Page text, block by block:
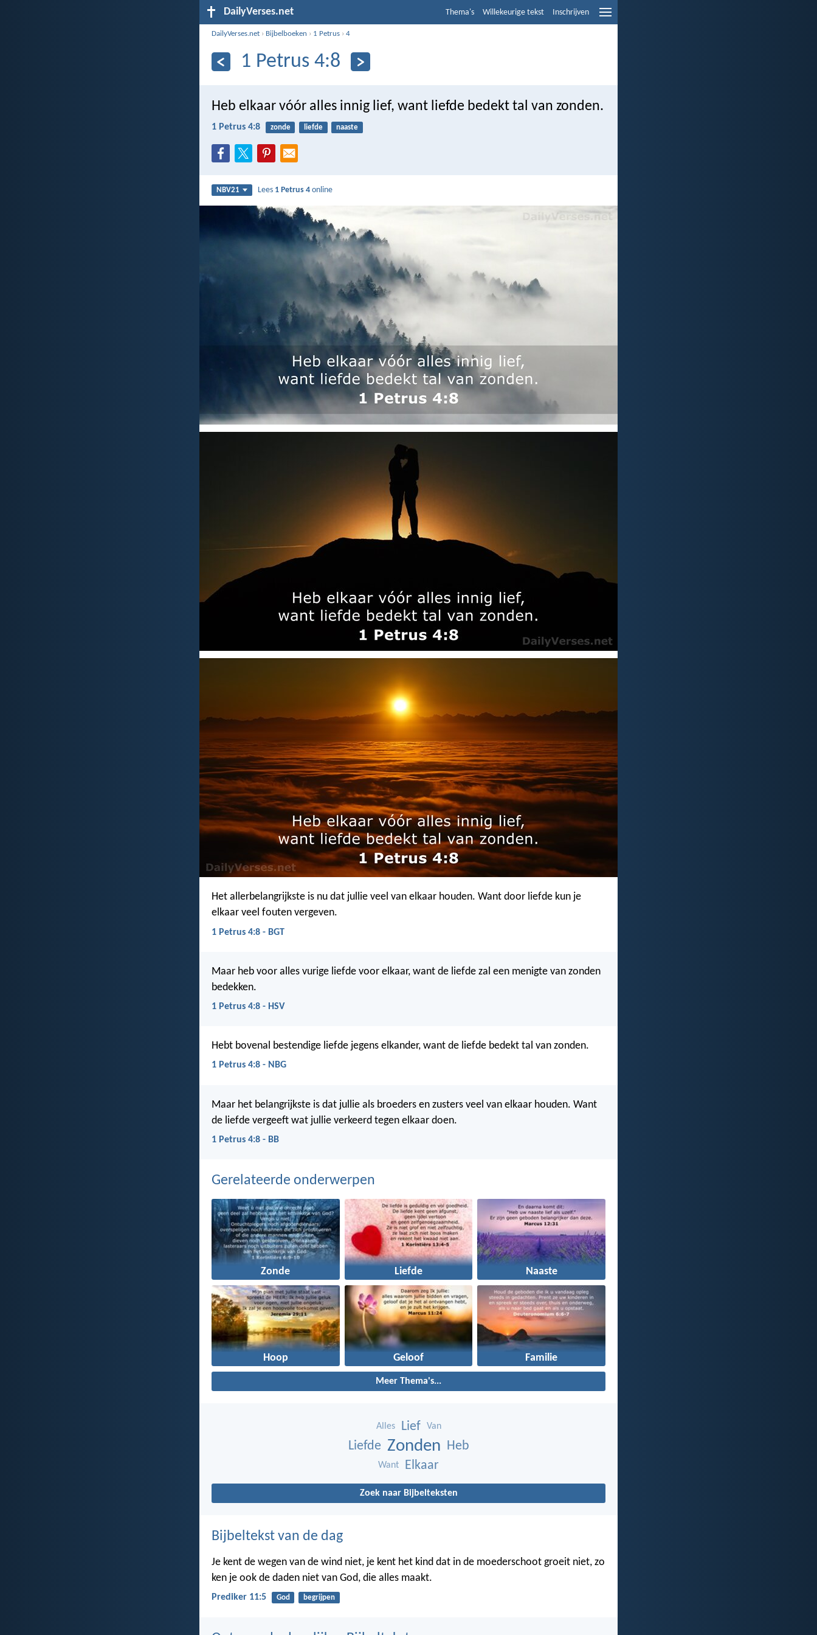
DailyVerses.net Thema's Willekeurige tekst Inschrijven
DailyVerses.net › Bijbelboeken › 1 Petrus ›4
1 Petrus 4:8
Heb elkaar vóór alles innig lief, want liefde bedekt tal van zonden.
1 Petrus 4:8 zonde liefde naaste
NBV21 Lees 1 Petrus 4 online
Het allerbelangrijkste is nu dat jullie veel van elkaar houden. Want door liefde kun je
elkaar veel fouten vergeven.
1 Petrus 4:8 - BGT
Maar heb voor alles vurige liefde voor elkaar, want de liefde zal een menigte van zonden
bedekken.
1 Petrus 4:8 - HSV
Hebt bovenal bestendige liefde jegens elkander, want de liefde bedekt tal van zonden.
1 Petrus 4:8 - NBG
Maar het belangrijkste is dat jullie als broeders en zusters veel van elkaar houden. Want
de liefde vergeeft wat jullie verkeerd tegen elkaar doen.
1 Petrus 4:8 - BB
Gerelateerde onderwerpen
Zonde Liefde Naaste
Hoop Geloof Familie
Meer Thema's...
Alles Lief Van
Liefde Zonden Heb
Want Elkaar
Zoek naar Bijbelteksten
Bijbeltekst van de dag
Je kent de wegen van de wind niet, je kent het kind dat in de moederschoot groeit niet, zo
ken je ook de daden niet van God, die alles maakt.
Prediker 11:5 God begrijpen